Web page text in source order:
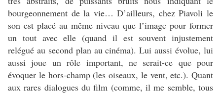
bourgeonnement de la vie… D’ailleurs, chez Piavoli le
son est placé au même niveau que l’image pour former
un tout avec elle (quand il est souvent injustement
relégué au second plan au cinéma). Lui aussi évolue, lui
aussi joue un rôle important, ne serait-ce que pour
évoquer le hors-champ (les oiseaux, le vent, etc.). Quant
aux rares dialogues du film (comme, il me semble, tous